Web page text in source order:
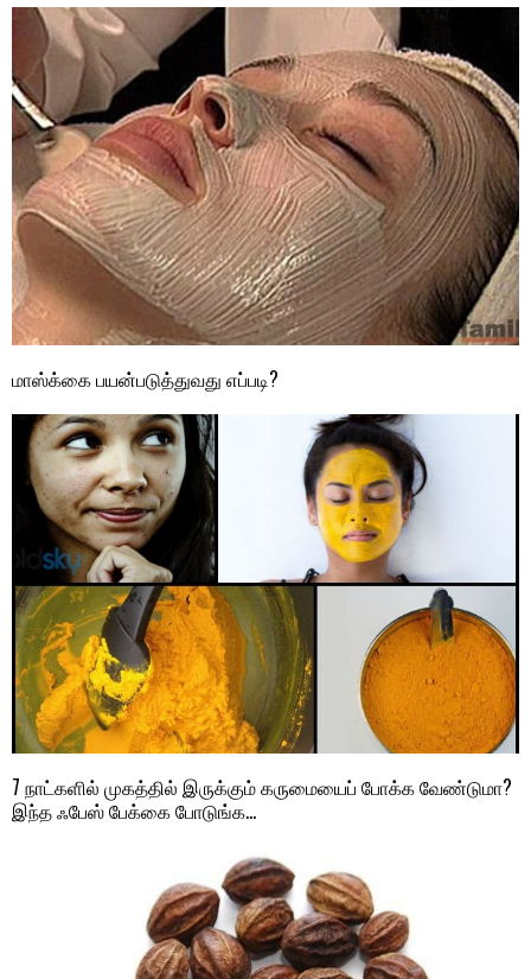
மாஸ்க்கை பயன்படுத்துவது எப்படி?
7 நாட்களில் முகத்தில் இருக்கும் கருமையைப் போக்க வேண்டுமா?
இந்த ஃபேஸ் பேக்கை போடுங்க…